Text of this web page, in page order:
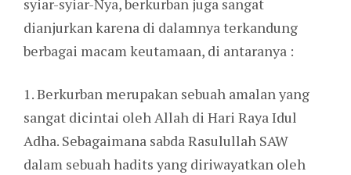
syiar-syiar-Nya, berkurban juga sangat
dianjurkan karena di dalamnya terkandung
berbagai macam keutamaan, di antaranya :
1. Berkurban merupakan sebuah amalan yang
sangat dicintai oleh Allah di Hari Raya Idul
Adha. Sebagaimana sabda Rasulullah SAW
dalam sebuah hadits yang diriwayatkan oleh